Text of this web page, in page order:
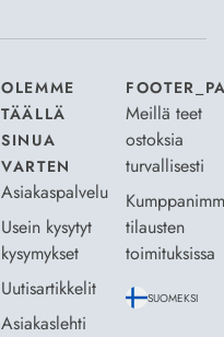
OLEMME
TÄÄLLÄ
SINUA
VARTEN
Asiakaspalvelu
Usein kysytyt
kysymykset
Uutisartikkelit
Asiakaslehti
Meillä teet
ostoksia
turvallisesti
tilausten
toimituksissa
SUOMEKSI